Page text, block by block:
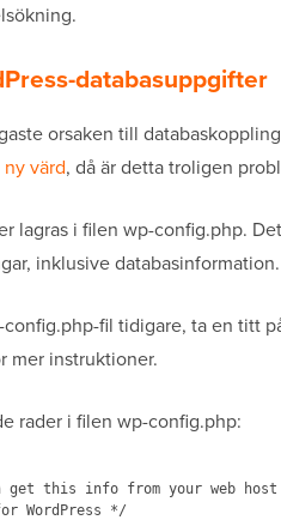
databasuppgifter
orsaken till
värd, då är detta troligen
lagras i filen wp-config.php.
inklusive databasinformation.
fil tidigare, ta en titt
mer instruktioner.
rader i filen wp-config.php:
get this info from your web
WordPress */